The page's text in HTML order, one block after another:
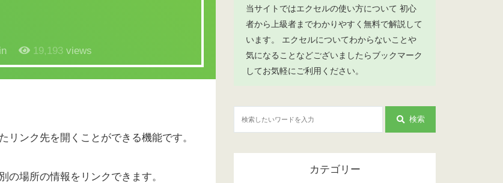
19,193views
ンク先を開くことができる機能です。
の場所の情報をリンクできます。
当サイトではエクセルの使い方について 初心
者から上級者までわかりやすく無料で解説して
います。 エクセルについてわからないことや
気になることなどございましたらブックマーク
してお気軽にご利用ください。
検索
カテゴリー